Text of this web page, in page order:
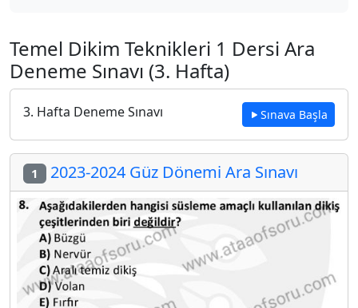
Temel Dikim Teknikleri 1 Dersi Ara
Deneme Sınavı (3. Hafta)
3. Hafta Deneme Sınavı Sınava Başla
1 2023-2024 Güz Dönemi Ara Sınavı